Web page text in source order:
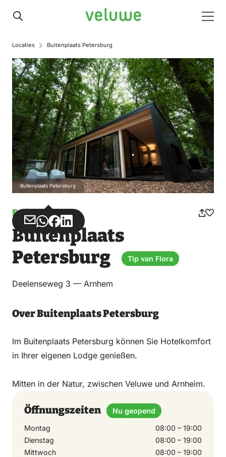
Veluwe
Locaties Buitenplaats Petersburg
Ferienpark
Teilen
über
Email
Teilen
über
WhatsApp
Teilen
auf
Facebook
Teilen
auf
LinkedIn
Buitenplaats
Petersburg
Tip van Flora
Buitenplaats Petersburg
Deelenseweg 3 — Arnhem
Over Buitenplaats Petersburg
Im Buitenplaats Petersburg können Sie Hotelkomfort
in Ihrer eigenen Lodge genießen.
Mitten in der Natur, zwischen Veluwe und Arnheim.
Öffnungszeiten
Nu geopend
Montag
08:00 – 19:00
Dienstag
08:00 – 19:00
Mittwoch
08:00 – 19:00